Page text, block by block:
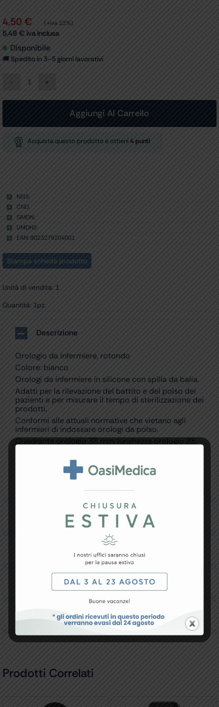
4,50 € (+iva 22%)
5,49 € iva inclusa
Disponibile
🚚 Spedito in 3–5 giorni lavorativi
OROLOGIO
INFERMIERI
-
bianco
quantità
Aggiungi Al Carrello
Acquista questo prodotto e ottieni 4punti
NSIS:
CND:
GMDN:
UMDNS:
EAN: 8023279204001
Stampa scheda prodotto
Unità di vendita: 1
Quantità: 1pz.
Descrizione
Orologio da infermiere, rotondo
Colore: bianco
Orologi da infermiere in silicone con spilla da balia.
Adatti per la rilevazione del battito e del polso dei
pazienti e per misurare il tempo di sterilizzazione dei
prodotti.
Conformi alle attuali normative che vietano agli
infermieri di indossare orologi da polso.
Quadrante orologio 35 mm, lunghezza orologio 85
mm.
Durata batteria: 12-15 mesi dal giorno di primo
Manuale: GB, FR, IT, ES, PT, DE, GR, PL, Arabo.
Specifiche Tecniche
Downloads
Recensioni
Prodotti Correlati